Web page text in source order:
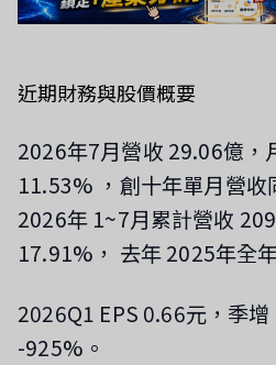
近期財務與股價概要
2026年7月營收 29.06億，
11.53% ，創十年單月營收
2026年 1~7月累計營收
17.91%， 去年 2025年全
2026Q1 EPS 0.66元，季
-925%。